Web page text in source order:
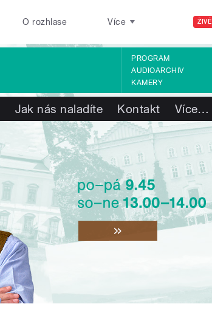
ŽIVĚ
O rozhlase Více
PROGRAM
AUDIOARCHIV
KAMERY
Jak nás naladíte Kontakt Více…